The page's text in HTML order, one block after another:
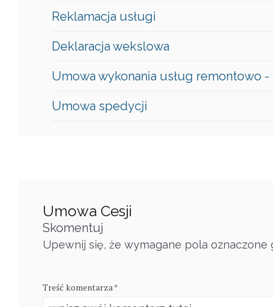
Reklamacja usługi
Deklaracja wekslowa
Umowa wykonania usług remontowo
Umowa spedycji
Umowa Cesji
Skomentuj
Upewnij się, że wymagane pola oznaczone
Treść komentarza *